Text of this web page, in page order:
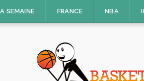
SEMAINE FRANCE NBA